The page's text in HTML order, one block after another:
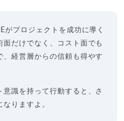
がプロジェクトを成功に導く
だけでなく、コスト面でも
経営層からの信頼も得やす
識を持って行動すると、さ
りますよ。